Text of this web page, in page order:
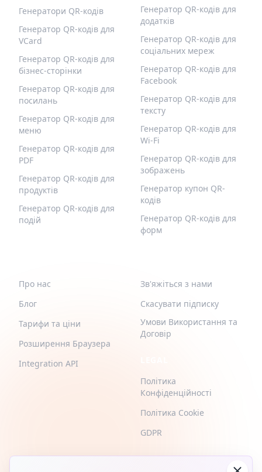
Генератори QR-кодів
Генератор QR-кодів для
VCard
Генератор QR-кодів для
бізнес-сторінки
Генератор QR-кодів для
посилань
Генератор QR-кодів для
меню
Генератор QR-кодів для
PDF
Генератор QR-кодів для
продуктів
Генератор QR-кодів для
подій
Генератор QR-кодів для
додатків
Генератор QR-кодів для
соціальних мереж
Генератор QR-кодів для
Facebook
Генератор QR-кодів для
тексту
Генератор QR-кодів для
Wi-Fi
Генератор QR-кодів для
зображень
Генератор купон QR-
кодів
Генератор QR-кодів для
форм
Про нас
Блог
Тарифи та ціни
Розширення Браузера
Integration API
Зв'яжіться з нами
Скасувати підписку
Умови Використання та
Договір
Політика
Конфіденційності
Політика Cookie
GDPR